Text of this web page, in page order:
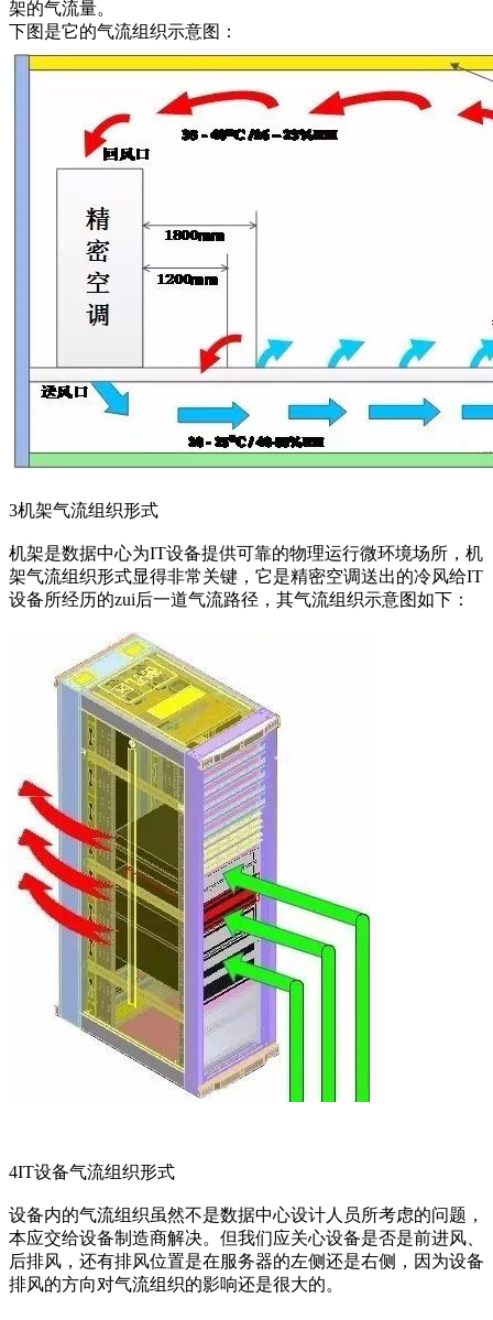
架的气流量。
下图是它的气流组织示意图：
3机架气流组织形式
机架是数据中心为IT设备提供可靠的物理运行微环境场所，机
架气流组织形式显得非常关键，它是精密空调送出的冷风给IT
设备所经历的zui后一道气流路径，其气流组织示意图如下：
4IT设备气流组织形式
设备内的气流组织虽然不是数据中心设计人员所考虑的问题，
本应交给设备制造商解决。但我们应关心设备是否是前进风、
后排风，还有排风位置是在服务器的左侧还是右侧，因为设备
排风的方向对气流组织的影响还是很大的。